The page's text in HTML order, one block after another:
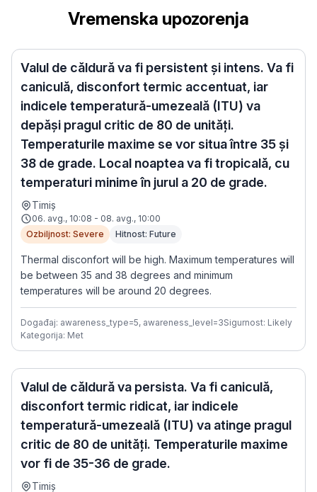
Vremenska upozorenja
Valul de căldură va fi persistent și intens. Va fi
caniculă, disconfort termic accentuat, iar
indicele temperatură-umezeală (ITU) va
depăși pragul critic de 80 de unități.
Temperaturile maxime se vor situa între 35 și
38 de grade. Local noaptea va fi tropicală, cu
temperaturi minime în jurul a 20 de grade.
Timiș
06. avg., 10:08 - 08. avg., 10:00
Ozbiljnost: Severe
Hitnost: Future
Thermal disconfort will be high. Maximum temperatures will
be between 35 and 38 degrees and minimum
temperatures will be around 20 degrees.
Događaj: awareness_type=5, awareness_level=3Sigurnost: Likely
Kategorija: Met
Valul de căldură va persista. Va fi caniculă,
disconfort termic ridicat, iar indicele
temperatură-umezeală (ITU) va atinge pragul
critic de 80 de unități. Temperaturile maxime
vor fi de 35-36 de grade.
Timiș